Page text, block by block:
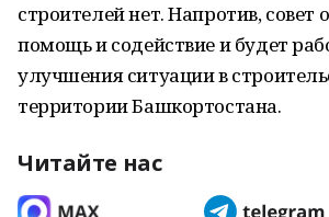
строителей нет. Напротив, совет
помощь и содействие и будет
улучшения ситуации в
территории Башкортостана.
Читайте нас